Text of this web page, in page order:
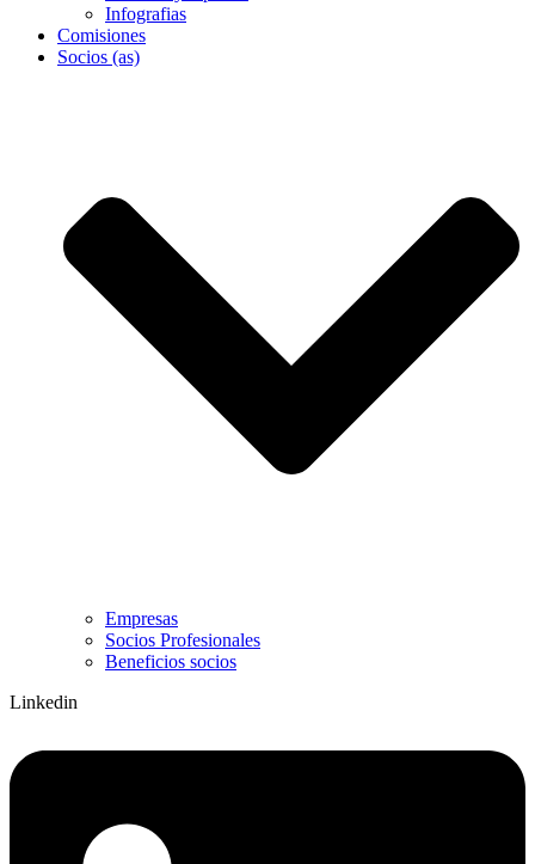
Infografias
Comisiones
Socios (as)
Empresas
Socios Profesionales
Beneficios socios
Linkedin